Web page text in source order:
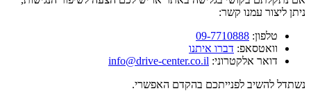
ניתן ליצור עמנו קשר:
טלפון: 09-7710888
וואטסאפ: דברו איתנו
דואר אלקטרוני: info@drive-center.co.il
נשתדל להשיב לפנייתכם בהקדם האפשרי.